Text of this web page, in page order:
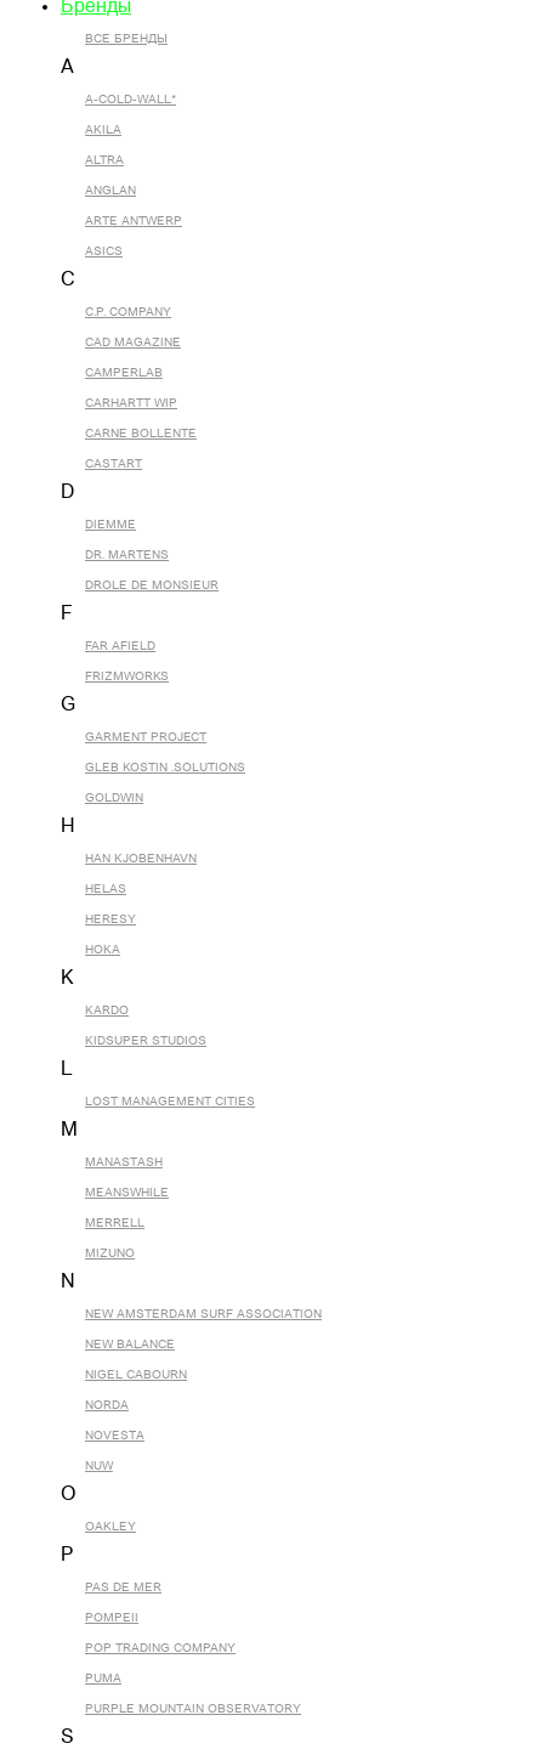
Бренды
ВСЕ БРЕНДЫ
A
A-COLD-WALL*
AKILA
ALTRA
ANGLAN
ARTE ANTWERP
ASICS
C
C.P. COMPANY
CAD MAGAZINE
CAMPERLAB
CARHARTT WIP
CARNE BOLLENTE
CASTART
D
DIEMME
DR. MARTENS
DROLE DE MONSIEUR
F
FAR AFIELD
FRIZMWORKS
G
GARMENT PROJECT
GLEB KOSTIN .SOLUTIONS
GOLDWIN
H
HAN KJOBENHAVN
HELAS
HERESY
HOKA
K
KARDO
KIDSUPER STUDIOS
L
LOST MANAGEMENT CITIES
M
MANASTASH
MEANSWHILE
MERRELL
MIZUNO
N
NEW AMSTERDAM SURF ASSOCIATION
NEW BALANCE
NIGEL CABOURN
NORDA
NOVESTA
NUW
O
OAKLEY
P
PAS DE MER
POMPEII
POP TRADING COMPANY
PUMA
PURPLE MOUNTAIN OBSERVATORY
S